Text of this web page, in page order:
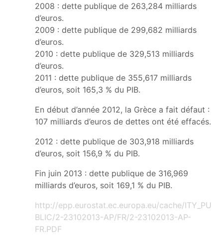
2008 : dette publique de 263,284 milliards
d’euros.
2009 : dette publique de 299,682 milliards
d’euros.
2010 : dette publique de 329,513 milliards
d’euros.
2011 : dette publique de 355,617 milliards
d’euros, soit 165,3 % du PIB.
En début d’année 2012, la Grèce a fait défaut :
107 milliards d’euros de dettes ont été effacés.
2012 : dette publique de 303,918 milliards
d’euros, soit 156,9 % du PIB.
Fin juin 2013 : dette publique de 316,969
milliards d’euros, soit 169,1 % du PIB.
http://epp.eurostat.ec.europa.eu/cache/ITY_PU
BLIC/2-23102013-AP/FR/2-23102013-AP-
FR.PDF